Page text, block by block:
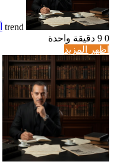
trend
0
دقيقة واحدة
اظهر المزيد